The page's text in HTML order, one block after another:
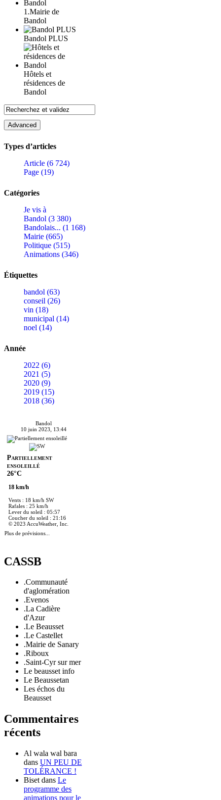
1.Mairie de
Bandol
Bandol PLUS
Hôtels et
résidences de
Bandol
Types d’articles
Article (6 724)
Page (19)
Catégories
Je vis à
Bandol (3 380)
Bandolais... (1 168)
Mairie (665)
Politique (515)
Animations (346)
Étiquettes
bandol (63)
conseil (26)
vin (18)
municipal (14)
noel (14)
Année
2022 (6)
2021 (5)
2020 (9)
2019 (15)
2018 (36)
Bandol
10 juin 2023, 13:44
Partiellement
ensoleillé
26°C
18 km/h
Vents : 18 km/h SW
Rafales : 25 km/h
Lever du soleil : 05:57
Coucher du soleil : 21:16
© 2023 AccuWeather, Inc.
Plus de prévisions...
CASSB
.Communauté
d'aglomération
.Evenos
.La Cadière
d'Azur
.Le Beausset
.Le Castellet
.Mairie de Sanary
.Riboux
.Saint-Cyr sur mer
Le beausset info
Le Beaussetan
Les échos du
Beausset
Commentaires
récents
Al wala wal bara
dans UN PEU DE
TOLÉRANCE !
Biset dans Le
programme des
animations pour le